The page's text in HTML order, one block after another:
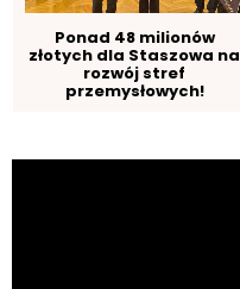
Ponad 48 milionów
złotych dla Staszowa na
rozwój stref
przemysłowych!